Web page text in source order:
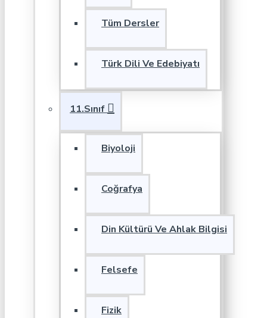
Tüm Dersler
Türk Dili Ve Edebiyatı
11.Sınıf
Biyoloji
Coğrafya
Din Kültürü Ve Ahlak Bilgisi
Felsefe
Fizik